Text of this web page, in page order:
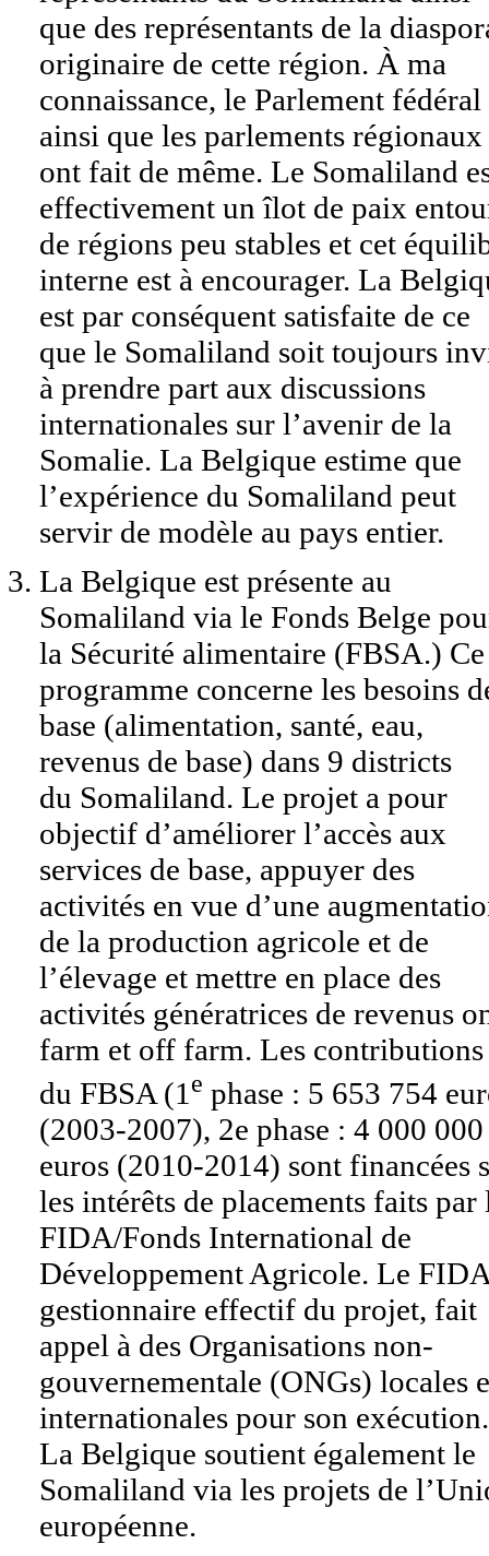
que des représentants de la
originaire de cette région. À ma
connaissance, le Parlement fédéral
ainsi que les parlements régionaux
ont fait de même. Le Somaliland
effectivement un îlot de paix
de régions peu stables et cet
interne est à encourager. La
est par conséquent satisfaite de ce
que le Somaliland soit toujours
à prendre part aux discussions
internationales sur l’avenir de la
Somalie. La Belgique estime que
l’expérience du Somaliland peut
servir de modèle au pays entier.
La Belgique est présente au
Somaliland via le Fonds Belge
la Sécurité alimentaire (FBSA.) Ce
programme concerne les besoins
base (alimentation, santé, eau,
revenus de base) dans 9 districts
du Somaliland. Le projet a pour
objectif d’améliorer l’accès aux
services de base, appuyer des
activités en vue d’une
de la production agricole et de
l’élevage et mettre en place des
activités génératrices de revenus
farm et off farm. Les contributions
du FBSA (1 e phase : 5 653 754
(2003-2007), 2e phase : 4 000 000
euros (2010-2014) sont financées
les intérêts de placements faits par
FIDA/Fonds International de
Développement Agricole. Le
gestionnaire effectif du projet, fait
appel à des Organisations non-
gouvernementale (ONGs) locales
internationales pour son exécution.
La Belgique soutient également le
Somaliland via les projets de
européenne.